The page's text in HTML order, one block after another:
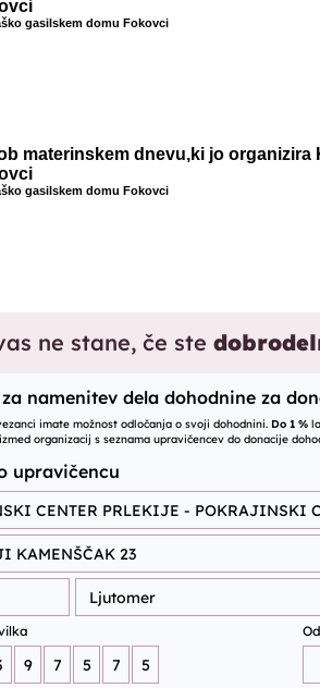
gasilskem domu Fokovci
materinskem dnevu,ki jo organizira
gasilskem domu Fokovci